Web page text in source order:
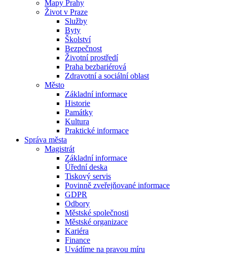
Mapy Prahy
Život v Praze
Služby
Byty
Školství
Bezpečnost
Životní prostředí
Praha bezbariérová
Zdravotní a sociální oblast
Město
Základní informace
Historie
Památky
Kultura
Praktické informace
Správa města
Magistrát
Základní informace
Úřední deska
Tiskový servis
Povinně zveřejňované informace
GDPR
Odbory
Městské společnosti
Městské organizace
Kariéra
Finance
Uvádíme na pravou míru